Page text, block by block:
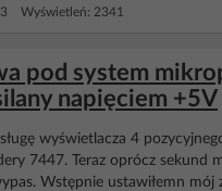
Wyświetleń: 2341
pod system
napięciem +5V
wyświetlacza 4
7447. Teraz oprócz sekund
Wstępnie ustawiłemn mój